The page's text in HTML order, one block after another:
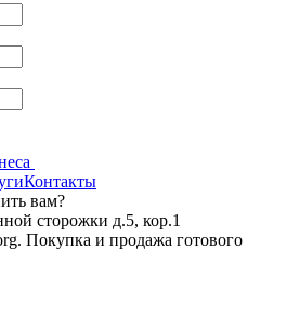
Контакты
вам?
сторожки д.5, кор.1
Покупка и продажа готового